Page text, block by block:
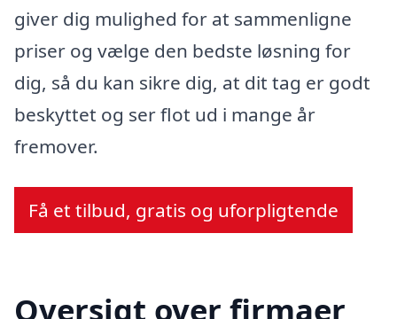
giver dig mulighed for at sammenligne
priser og vælge den bedste løsning for
dig, så du kan sikre dig, at dit tag er godt
beskyttet og ser flot ud i mange år
fremover.
Få et tilbud, gratis og uforpligtende
Oversigt over firmaer